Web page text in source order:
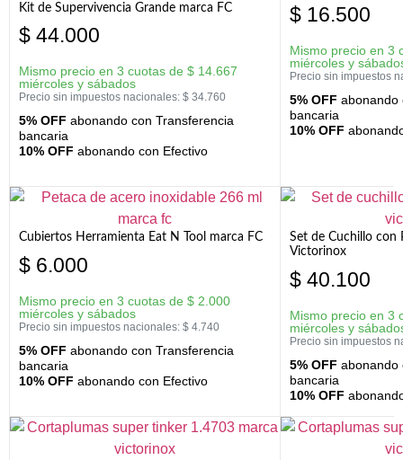
Kit de Supervivencia Grande marca FC
$ 44.000
Mismo precio en 3 cuotas de $ 14.667
miércoles y sábados
Precio sin impuestos nacionales: $ 34.760
5% OFF abonando con Transferencia
bancaria
10% OFF abonando con Efectivo
$ 16.500
Mismo precio en 3
miércoles y
Precio sin impuestos
5% OFF abonando
bancaria
10% OFF
Cubiertos Herramienta Eat N Tool marca FC
$ 6.000
Mismo precio en 3 cuotas de $ 2.000
miércoles y sábados
Precio sin impuestos nacionales: $ 4.740
5% OFF abonando con Transferencia
bancaria
10% OFF abonando con Efectivo
Set de Cuchillo con
Victorinox
$ 40.100
Mismo precio en 3
miércoles y
Precio sin impuestos
5% OFF abonando
bancaria
10% OFF